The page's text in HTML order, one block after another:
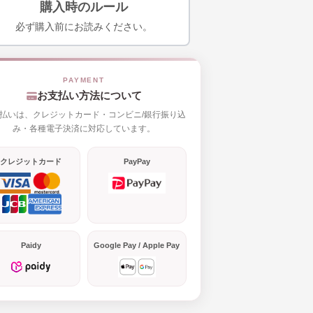
購入時のルール
必ず購入前にお読みください。
お支払い方法について
いは、クレジットカード・コンビニ/銀行振り込
み・各種電子決済に対応しています。
クレジットカード PayPay
Paidy Google Pay / Apple Pay